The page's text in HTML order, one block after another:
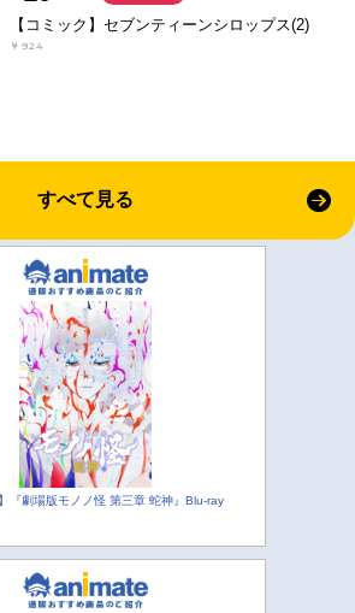
【コミック】セブンティーンシロップス(2)
￥924
すべて見る
】『劇場版モノノ怪 第三章 蛇神』Blu-ray